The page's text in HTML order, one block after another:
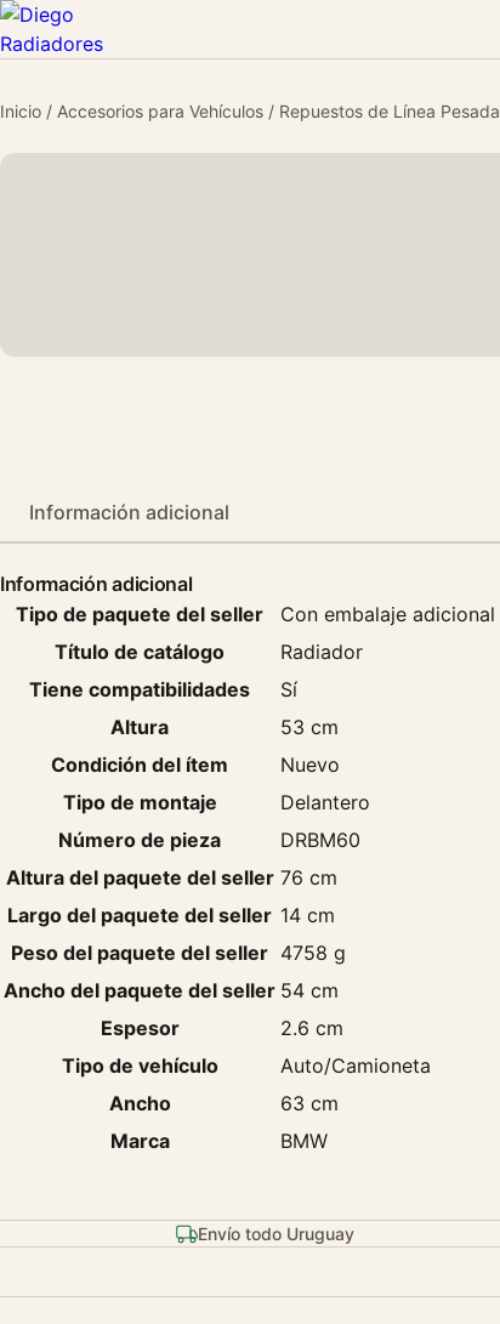
Inicio / Accesorios para Vehículos / Repuestos de Línea Pesada
Información adicional
Información adicional
Tipo de paquete del seller
Con embalaje adicional
Título de catálogo
Radiador
Tiene compatibilidades
Sí
Altura
53 cm
Condición del ítem
Nuevo
Tipo de montaje
Delantero
Número de pieza
DRBM60
Altura del paquete del seller 76 cm
Largo del paquete del seller 14 cm
Peso del paquete del seller 4758 g
Ancho del paquete del seller 54 cm
Espesor
2.6 cm
Tipo de vehículo
Auto/Camioneta
Ancho
63 cm
Marca
BMW
Envío todo Uruguay